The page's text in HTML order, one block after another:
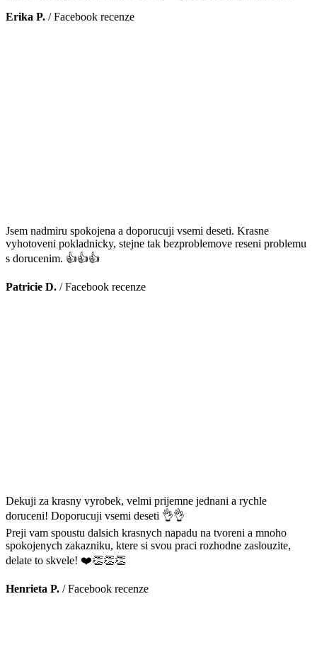
Erika P. /Facebook recenze
Jsem nadmiru spokojena a doporucuji vsemi deseti. Krasne
vyhotoveni pokladnicky, stejne tak bezproblemove reseni problemu
s dorucenim. 👍👍👍
Patricie D. /Facebook recenze
Dekuji za krasny vyrobek, velmi prijemne jednani a rychle
doruceni! Doporucuji vsemi deseti 👌👌
Preji vam spoustu dalsich krasnych napadu na tvoreni a mnoho
spokojenych zakazniku, ktere si svou praci rozhodne zaslouzite,
delate to skvele! ❤️👏👏👏
Henrieta P. /Facebook recenze